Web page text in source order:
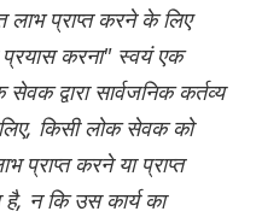
प्राप्त करने के लिए
प्रयास करना" स्वयं एक
द्वारा सार्वजनिक कर्तव्य
किसी लोक सेवक को
प्राप्त करने या प्राप्त
न कि उस कार्य का